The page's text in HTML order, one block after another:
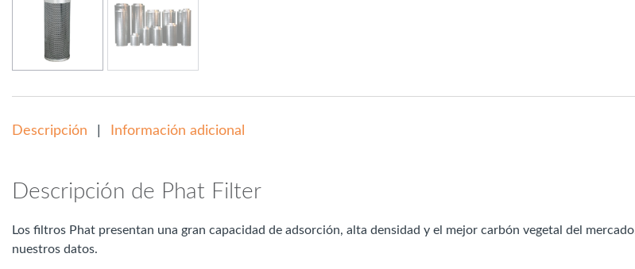
Descripción Información adicional
Descripción de Phat Filter
Los filtros Phat presentan una gran capacidad de adsorción, alta densidad y el mejor carbón vegetal del
nuestros datos.